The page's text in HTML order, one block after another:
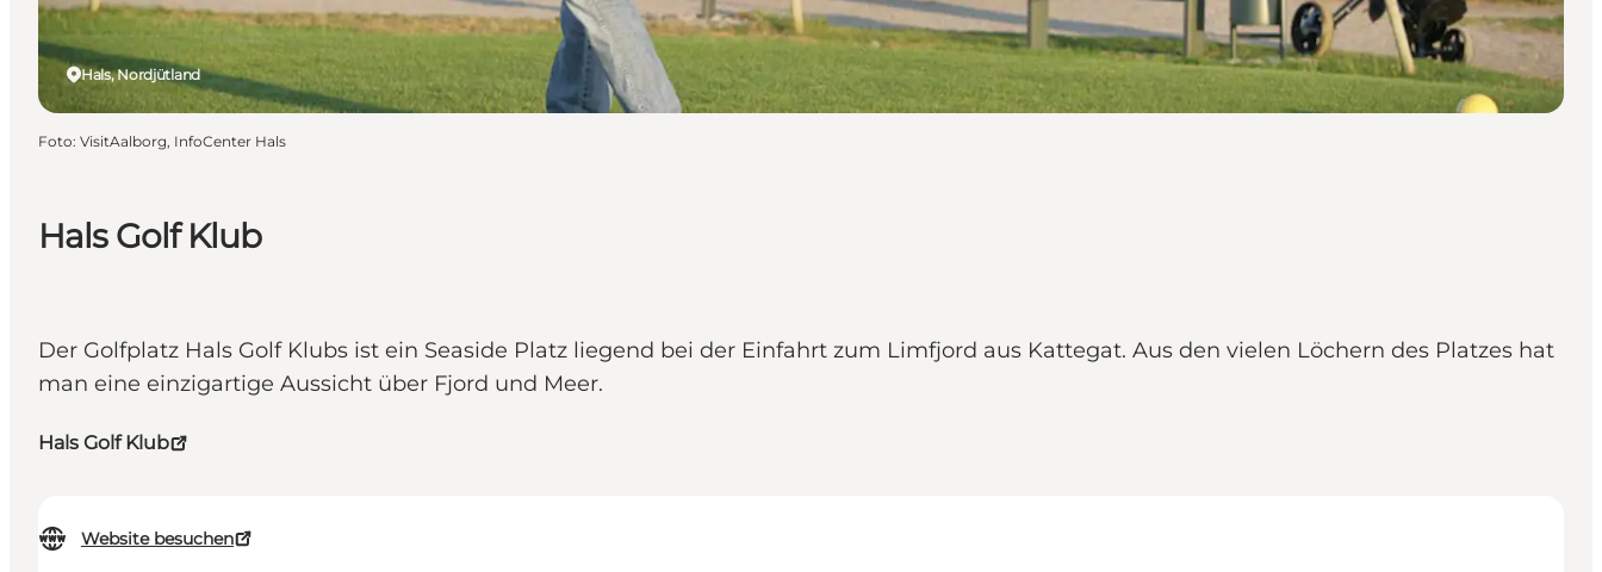
Hals Golf Klub
Der Golfplatz Hals Golf Klubs ist ein Seaside Platz liegend bei der Einfahrt zum Limfjord aus Kattegat. Aus den vielen Löchern des Platzes hat
man eine einzigartige Aussicht über Fjord und Meer.
Hals Golf Klub
Website besuchen
Hals, Nordjütland
Foto: VisitAalborg, InfoCenter Hals